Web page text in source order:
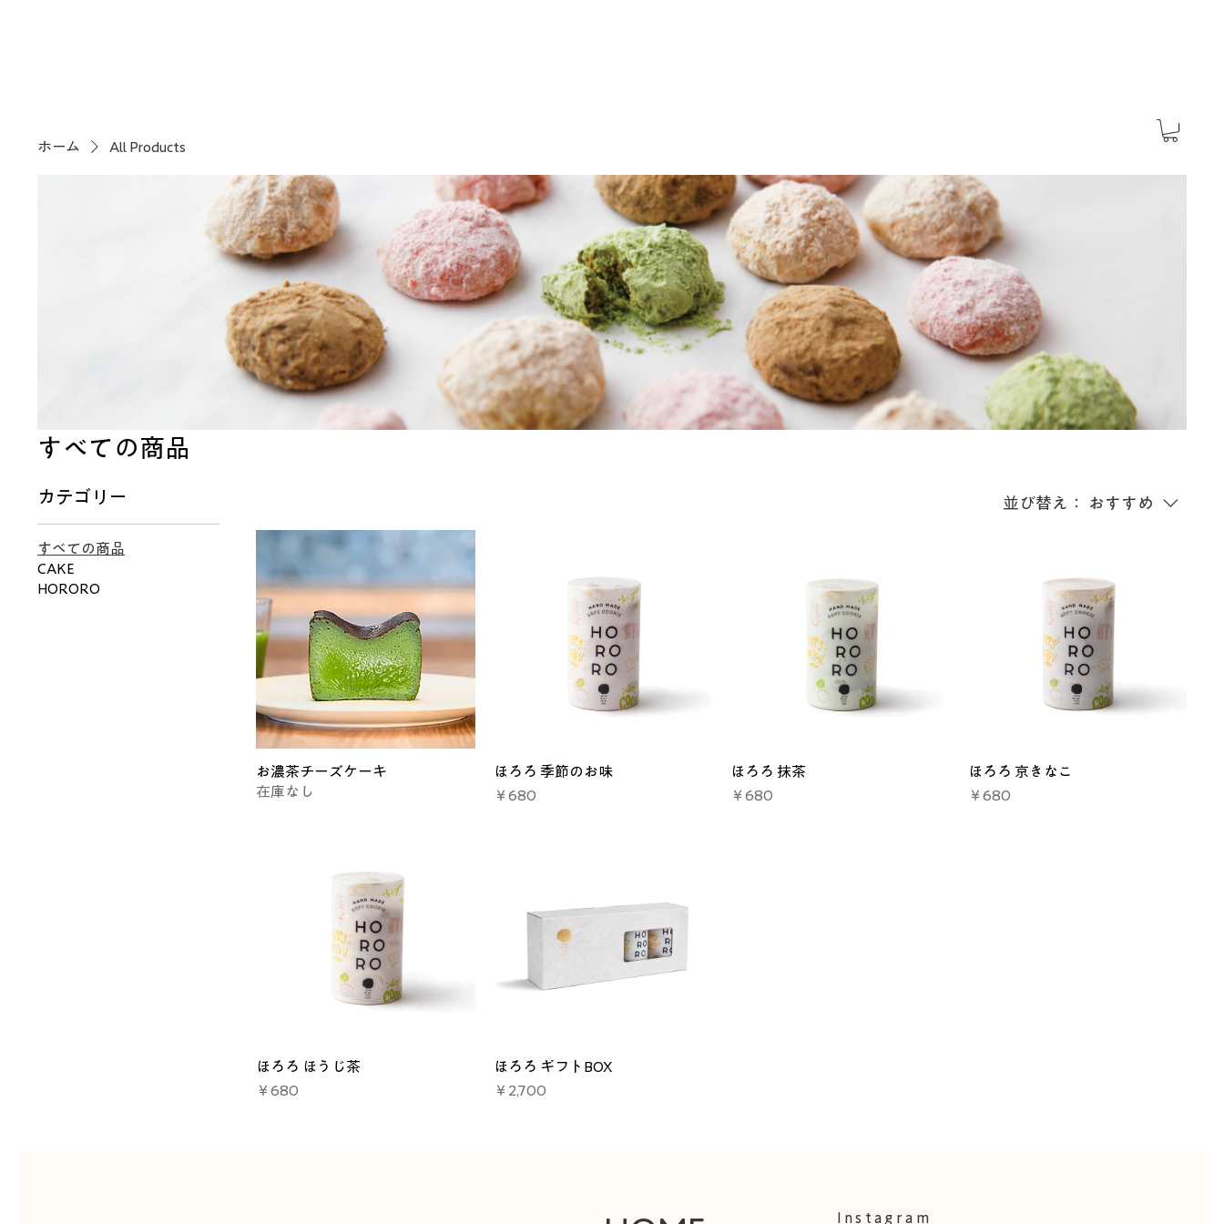
ホーム All Products
すべての商品
カテゴリー
すべての商品
CAKE
HORORO
並び替え： おすすめ
お濃茶チーズケーキ
在庫なし
ほろろ 季節のお味
価格
￥680
ほろろ 抹茶
価格
￥680
ほろろ 京きなこ
価格
￥680
ほろろ ほうじ茶
価格
￥680
ほろろ ギフトBOX
価格
￥2,700
Instagram